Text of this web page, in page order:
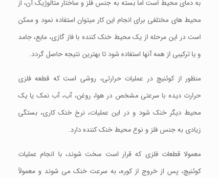
به دمای محیط است اما بسته به جنس فلز و ساختار متالوژیک آن، از
محیط های مختلفی برای انجام این کار میتوان استفاده نمود و ممکن
است در این مرحله از یک محیط خنک کننده با فاز گازی، مایع، جامد
و یا ترکیبی از همه آنها استفاده شود تا بهترین نتیجه حاصل گردد.
منظور از کوئنیچ در عملیات حرارتی، روشی است که قطعه فلزی
حرارت دیده با سرعتی مشخص در هوا، روغن، آب، آب نمک یا یک
محیط دیگر خنک ‌شود و در این عملیات، نرخ خنک کاری، بستگی
زیادی به جنس فلز و نوع محیط خنک کننده دارد.
معمولا قطعات فلزی که قرار است سخت ‌شوند، با انجام عملیات
کوئنیچ، پس از خروج از کوره، به سرعت خنک می شوند و معمولاً